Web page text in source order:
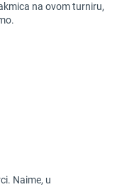
na ovom turniru,
Naime, u